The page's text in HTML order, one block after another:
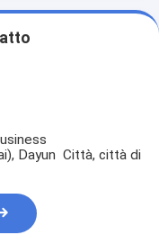
Dayun Città, città di